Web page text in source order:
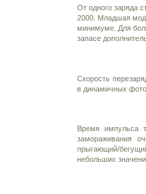
От одного заряда
2000. Младшая
минимуме. Для
запасе
Скорость
в динамичных
Время импульса
замораживания
прыгающий/
небольших